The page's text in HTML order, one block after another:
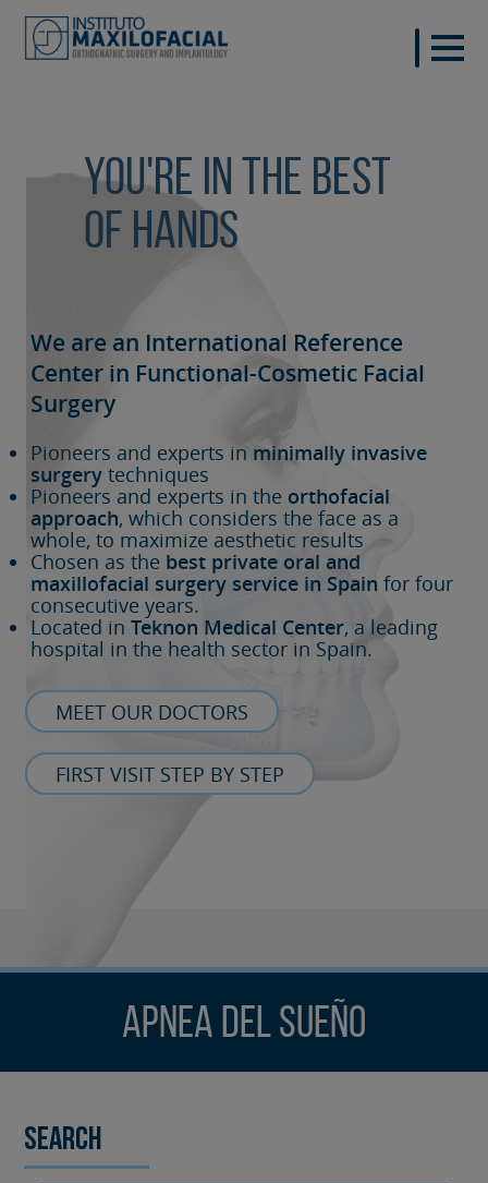
You're in the best
of hands
We are an International Reference
Center in Functional-Cosmetic Facial
Surgery
Pioneers and experts in minimally invasive
surgery techniques
Pioneers and experts in the orthofacial
approach, which considers the face as a
whole, to maximize aesthetic results
Chosen as the best private oral and
maxillofacial surgery service in Spain for four
consecutive years.
Located in Teknon Medical Center, a leading
hospital in the health sector in Spain.
MEET OUR DOCTORS
FIRST VISIT STEP BY STEP
Apnea del Sueño
Search